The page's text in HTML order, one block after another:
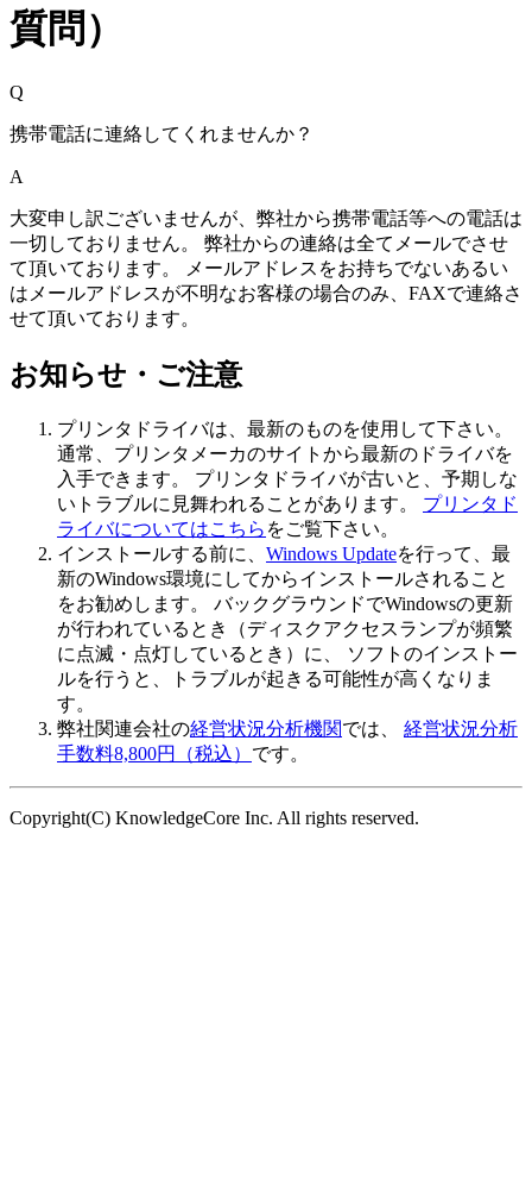
質問）
Q
携帯電話に連絡してくれませんか？
A
大変申し訳ございませんが、弊社から携帯電話等への電話は
一切しておりません。 弊社からの連絡は全てメールでさせ
て頂いております。 メールアドレスをお持ちでないあるい
はメールアドレスが不明なお客様の場合のみ、FAXで連絡さ
せて頂いております。
お知らせ・ご注意
プリンタドライバは、最新のものを使用して下さい。
通常、プリンタメーカのサイトから最新のドライバを
入手できます。 プリンタドライバが古いと、予期しな
いトラブルに見舞われることがあります。 プリンタド
ライバについてはこちら をご覧下さい。
インストールする前に、 Windows Updateを行って、最
新のWindows環境にしてからインストールされること
をお勧めします。 バックグラウンドでWindowsの更新
が行われているとき（ディスクアクセスランプが頻繁
に点滅・点灯しているとき）に、 ソフトのインストー
ルを行うと、トラブルが起きる可能性が高くなりま
す。
弊社関連会社の経営状況分析機関では、 経営状況分析
手数料8,800円（税込） です。
Copyright(C) KnowledgeCore Inc. All rights reserved.